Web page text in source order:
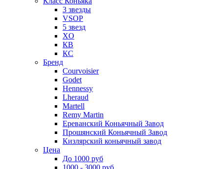
3 звезды
VSOP
5 звезд
XO
КВ
КС
Бренд
Courvoisier
Godet
Hennessy
Lheraud
Martell
Remy Martin
Ереванский Коньячный Завод
Прошянский Коньячный Завод
Кизлярский коньячный завод
Цена
До 1000 руб
1000 - 3000 руб